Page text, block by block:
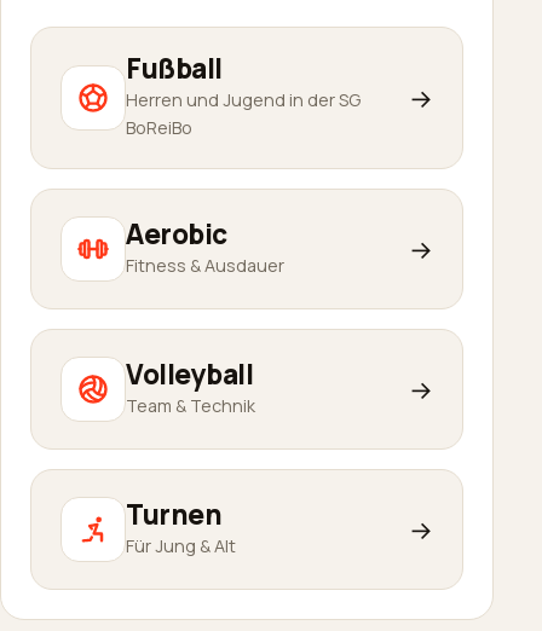
Fußball
Herren und Jugend in der SG
BoReiBo
→
Aerobic
Fitness & Ausdauer →
Volleyball
Team & Technik →
Turnen
Für Jung & Alt →